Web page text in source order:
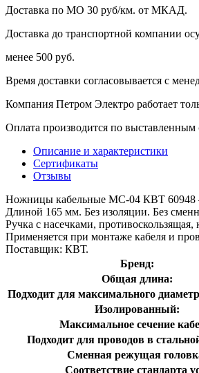
Доставка по МО 30 руб/км. от МКАД.
Доставка до транспортной компании
менее 500 руб.
Время доставки согласовывается с
Компания Петром Электро работает
Оплата производится по выставленным
Описание и характеристики
Сертификаты
Отзывы
Ножницы кабельные МС-04 КВТ 60948 –
Длиной 165 мм. Без изоляции. Без
Ручка с насечками, противоскользящая,
Применяется при монтаже кабеля и
Поставщик: КВТ.
Бренд:
Общая длина:
Подходит для максимального
Изолированный:
Максимальное сечение
Подходит для проводов в
Сменная режущая
Соответствие стандарта